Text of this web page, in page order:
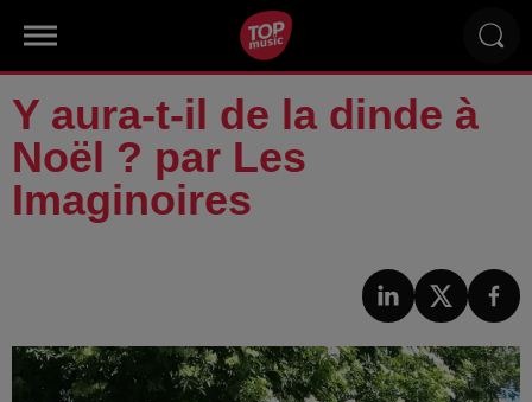
Y aura-t-il de la dinde à
Noël ? par Les
Imaginoires